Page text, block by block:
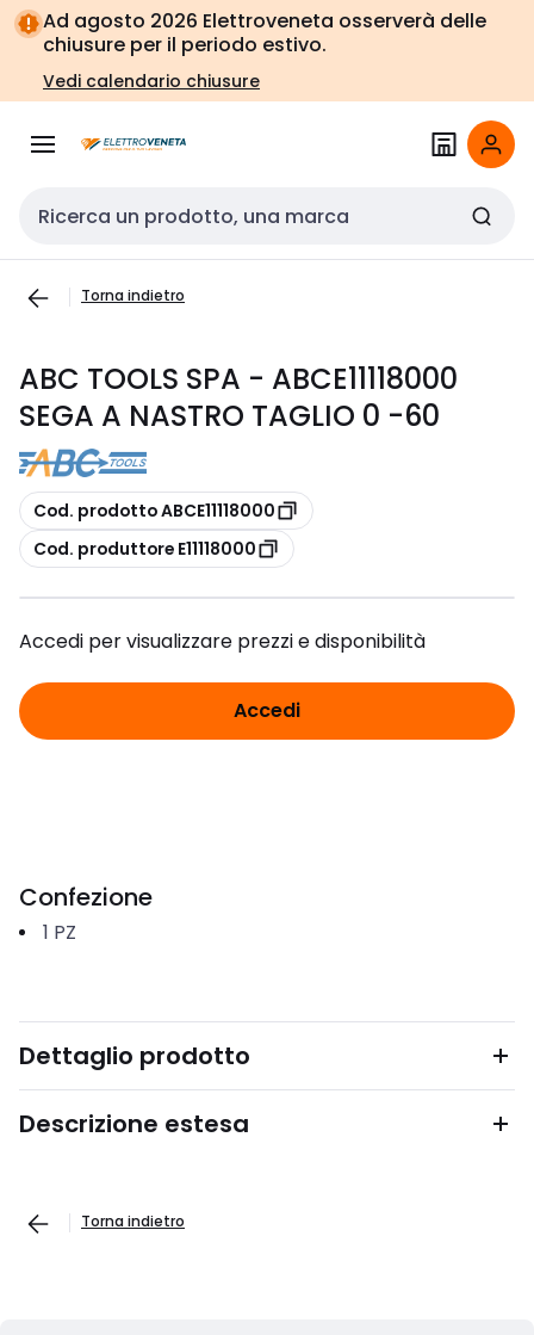
Vai alla
navigazione
Vai
alla
pagina
Ad agosto 2026 Elettroveneta osserverà delle
chiusure per il periodo estivo.
Vedi calendario chiusure
Cerca input
Torna indietro
ABC TOOLS SPA - ABCE11118000
SEGA A NASTRO TAGLIO 0 -60
copia
Cod. prodotto ABCE11118000
copia
Cod. produttore E11118000
Accedi per visualizzare prezzi e disponibilità
Accedi
Confezione
1 PZ
Dettaglio prodotto
Descrizione estesa
Torna indietro